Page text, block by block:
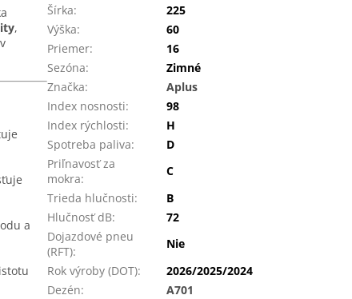
,
a
Šírka:
225
Výška:
60
Priemer:
16
Sezóna:
Zimné
Značka:
Aplus
Index nosnosti:
98
Index rýchlosti:
H
Spotreba paliva:
D
Priľnavosť za
mokra:
C
Trieda hlučnosti:
B
Hlučnosť dB:
72
Dojazdové pneu
(RFT):
Nie
Rok výroby (DOT):
2026/2025/2024
Dezén:
A701